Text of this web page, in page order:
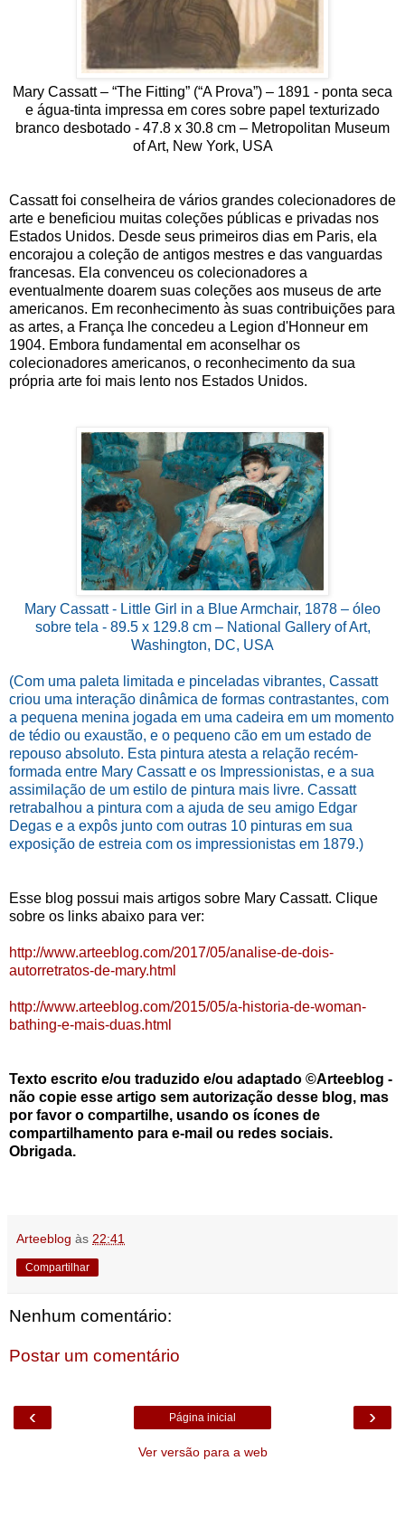
Mary Cassatt – “The Fitting” (“A Prova”) – 1891 - ponta seca
e água-tinta impressa em cores sobre papel texturizado
branco desbotado - 47.8 x 30.8 cm – Metropolitan Museum
of Art, New York, USA
Cassatt foi conselheira de vários grandes colecionadores de
arte e beneficiou muitas coleções públicas e privadas nos
Estados Unidos. Desde seus primeiros dias em Paris, ela
encorajou a coleção de antigos mestres e das vanguardas
francesas. Ela convenceu os colecionadores a
eventualmente doarem suas coleções aos museus de arte
americanos. Em reconhecimento às suas contribuições para
as artes, a França lhe concedeu a Legion d'Honneur em
1904. Embora fundamental em aconselhar os
colecionadores americanos, o reconhecimento da sua
própria arte foi mais lento nos Estados Unidos.
Mary Cassatt - Little Girl in a Blue Armchair, 1878 – óleo
sobre tela - 89.5 x 129.8 cm – National Gallery of Art,
Washington, DC, USA
(Com uma paleta limitada e pinceladas vibrantes, Cassatt
criou uma interação dinâmica de formas contrastantes, com
a pequena menina jogada em uma cadeira em um momento
de tédio ou exaustão, e o pequeno cão em um estado de
repouso absoluto. Esta pintura atesta a relação recém-
formada entre Mary Cassatt e os Impressionistas, e a sua
assimilação de um estilo de pintura mais livre. Cassatt
retrabalhou a pintura com a ajuda de seu amigo Edgar
Degas e a expôs junto com outras 10 pinturas em sua
exposição de estreia com os impressionistas em 1879.)
Esse blog possui mais artigos sobre Mary Cassatt. Clique
sobre os links abaixo para ver:
http://www.arteeblog.com/2017/05/analise-de-dois-
autorretratos-de-mary.html
http://www.arteeblog.com/2015/05/a-historia-de-woman-
bathing-e-mais-duas.html
Texto escrito e/ou traduzido e/ou adaptado ©Arteeblog -
não copie esse artigo sem autorização desse blog, mas
por favor o compartilhe, usando os ícones de
compartilhamento para e-mail ou redes sociais.
Obrigada.
Arteeblog às 22:41
Compartilhar
Nenhum comentário:
Postar um comentário
‹ ›
Página inicial
Ver versão para a web